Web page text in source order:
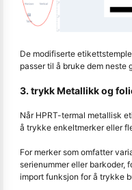
De modifiserte
passer til å bruke dem neste
3. trykk Metallikk og
Når HPRT-termal metallisk
å trykke enkeltmerker eller
For merker som omfatter
serienummer eller barkoder,
import funksjon for å trykke